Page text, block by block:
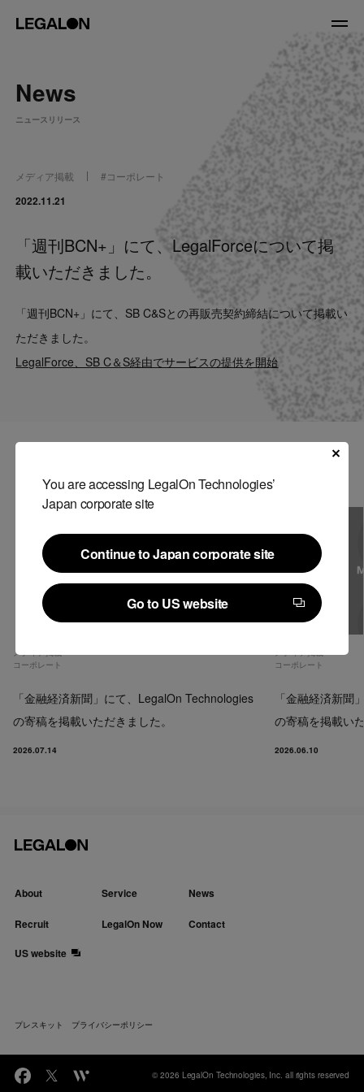
About
役員紹介
Service
News
LegalOn Now
You are accessing LegalOn Technologies’
Japan corporate site
Continue to Japan corporate site
Continue to Japan corporate site
Go to US website
Go to US website
News
ニュースリリース
メディア掲載 #コーポレート
2022.11.21
「週刊BCN+」にて、LegalForceについて掲
載いただきました。
「週刊BCN+」にて、SB C&Sとの再販売契約締結について掲載い
ただきました。
LegalForce、SB C＆S経由でサービスの提供を開始
メディア掲載
コーポレート
「金融経済新聞」にて、LegalOn Technologies
の寄稿を掲載いただきました。
2026.07.14
コーポレート
「金融経済新聞
の寄稿を掲載い
2026.06.10
About Service News
Recruit LegalOn Now
Contact
US website
プレスキット プライバシーポリシー
© 2026 LegalOn Technologies, Inc. all rights reserved